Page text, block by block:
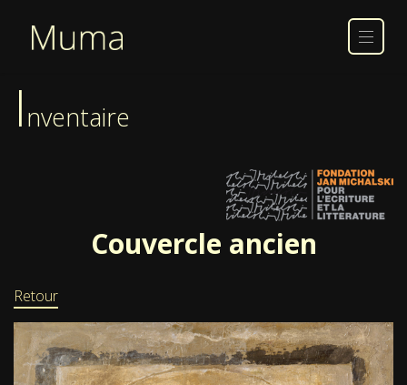
Inventaire
Couvercle ancien
Retour